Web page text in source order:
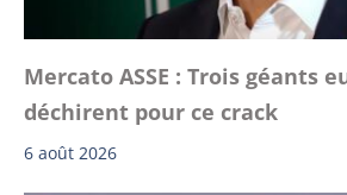
Mercato ASSE : Trois géants
déchirent pour ce crack
6 août 2026